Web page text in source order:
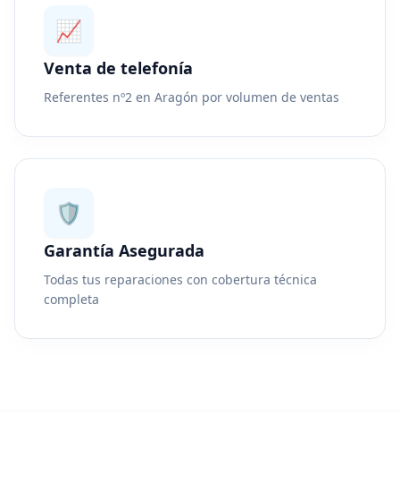
📈
Venta de telefonía
Referentes nº2 en Aragón por volumen de ventas
🛡️
Garantía Asegurada
Todas tus reparaciones con cobertura técnica
completa